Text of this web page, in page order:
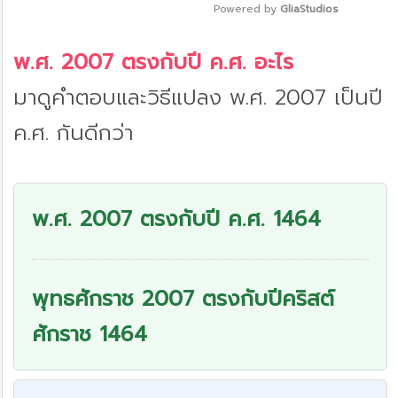
Powered by GliaStudios
พ.ศ. 2007 ตรงกับปี ค.ศ. อะไร
มาดูคำตอบและวิธีแปลง พ.ศ. 2007 เป็นปี
ค.ศ. กันดีกว่า
พ.ศ. 2007 ตรงกับปี ค.ศ. 1464
พุทธศักราช 2007 ตรงกับปีคริสต์
ศักราช 1464